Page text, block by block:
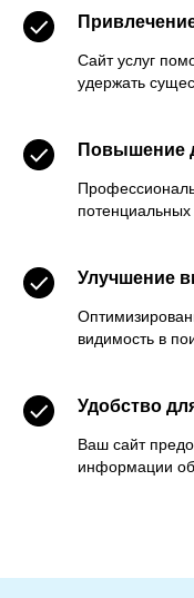
Сайт услуг
удержать
Повышение
потенциальных
Улучшение
видимость в
Удобство
Ваш сайт
информации об